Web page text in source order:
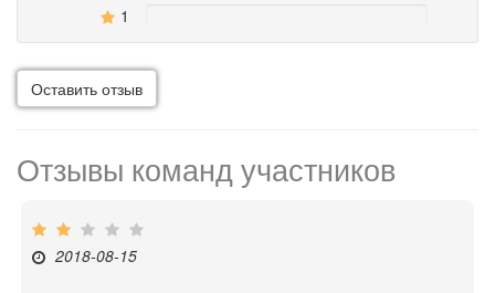
1
Оставить отзыв
Отзывы команд участников
2018-08-15